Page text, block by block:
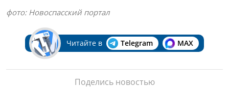
фото: Новоспасский портал
Читайте в Telegram MAX
Поделись новостью